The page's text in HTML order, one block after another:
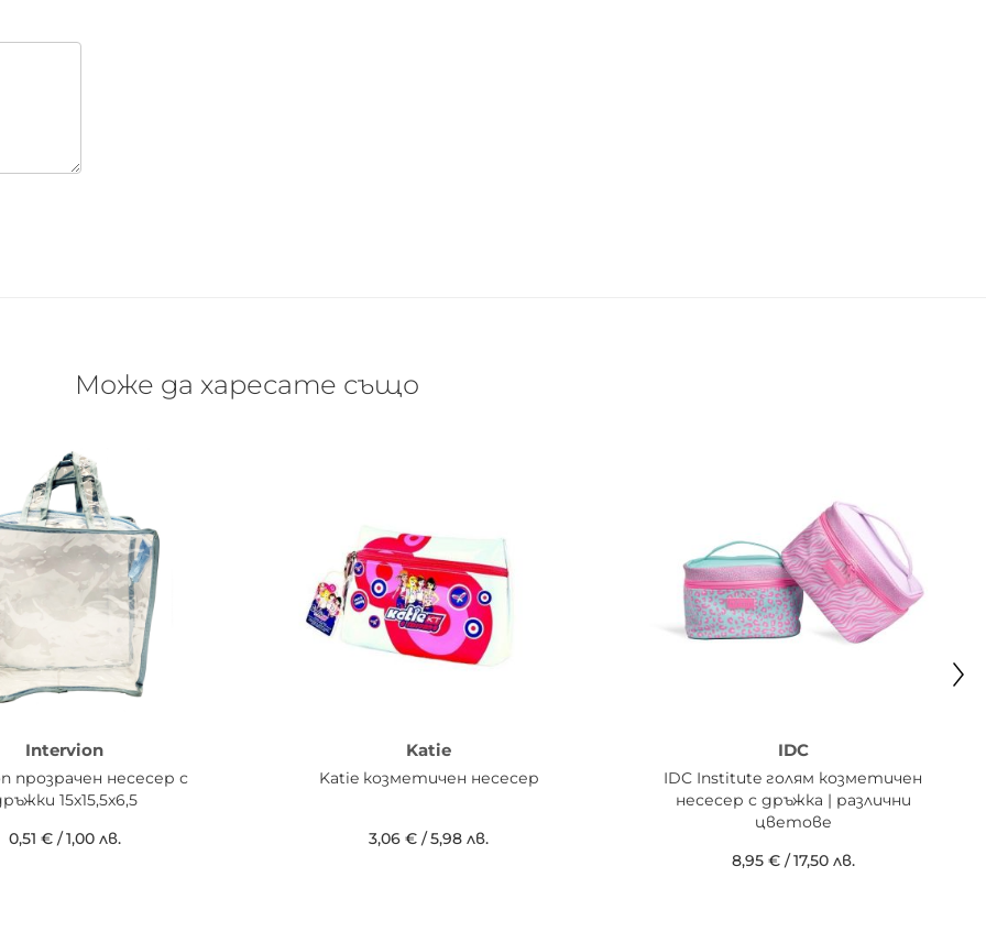
Може да харесате също
Intervion
прозрачен несесер с
15x15,5x6,5
0,51 €/1,00 лв.
Katie
Katie козметичен несесер
3,06 € /5,98 лв.
IDC
IDC Institute голям козметичен
несесер с дръжка | различни
цветове
8,95 €/17,50 лв.